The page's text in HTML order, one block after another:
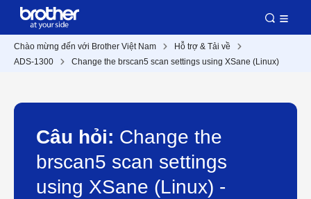
Chào mừng đến với Brother Việt Nam
Hỗ trợ & Tải về
ADS-1300
Change the brscan5 scan settings using XSane (Linux)
Câu hỏi: Change the
brscan5 scan settings
using XSane (Linux) -